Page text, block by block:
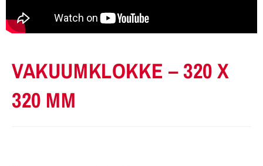
VAKUUMKLOKKE – 320 X
320 MM